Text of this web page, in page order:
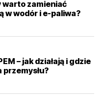
warto zamieniać
w wodór i e-paliwa?
– jak działają i gdzie